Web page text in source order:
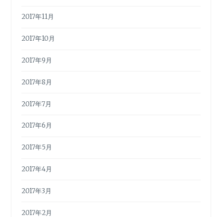
2017年11月
2017年10月
2017年9月
2017年8月
2017年7月
2017年6月
2017年5月
2017年4月
2017年3月
2017年2月